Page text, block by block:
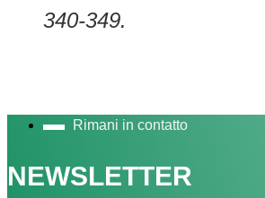
340-349.
Rimani in contatto
NEWSLETTER